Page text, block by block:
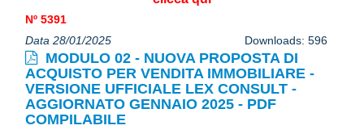
Nº 5391
Data 28/01/2025
Downloads: 596
MODULO 02 - NUOVA PROPOSTA DI
ACQUISTO PER VENDITA IMMOBILIARE -
VERSIONE UFFICIALE LEX CONSULT -
AGGIORNATO GENNAIO 2025 - PDF
COMPILABILE